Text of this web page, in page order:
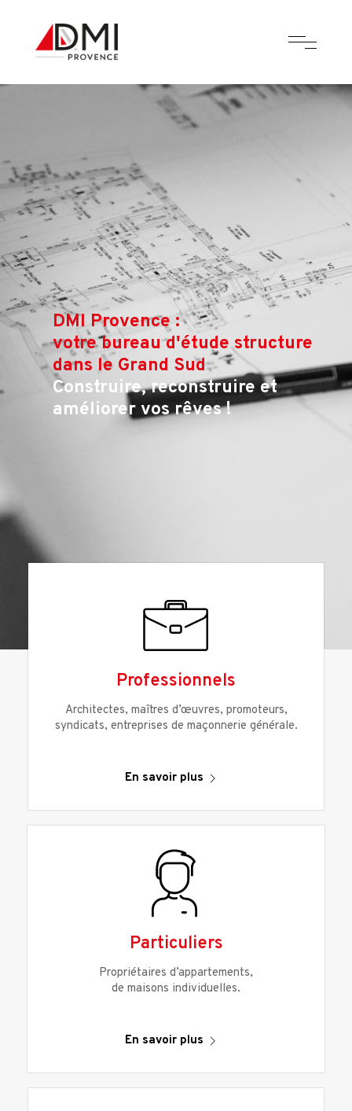
DMI Provence :
votre bureau d'étude structure
dans le Grand Sud
Construire, reconstruire et
améliorer vos rêves !
Professionnels
Architectes, maîtres d’œuvres, promoteurs,
syndicats, entreprises de maçonnerie générale.
En savoir plus
Particuliers
Propriétaires d’appartements,
de maisons individuelles.
En savoir plus